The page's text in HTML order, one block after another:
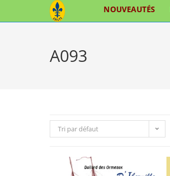
NOUVEAUTÉS
A093
Tri par défaut